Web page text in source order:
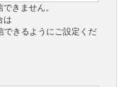
きません。
は
できるようにご設定くだ